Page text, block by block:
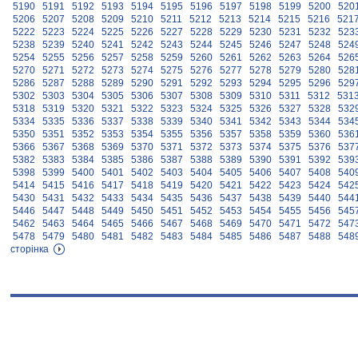
5190
5191 5192 5193 5194 5195 5196 5197 5198 5199 5200
5206
5207 5208 5209 5210 5211 5212 5213 5214 5215 5216
5222
5223 5224 5225 5226 5227 5228 5229 5230 5231 5232
5238
5239 5240 5241 5242 5243 5244 5245 5246 5247 5248
5254
5255 5256 5257 5258 5259 5260 5261 5262 5263 5264
5270
5271 5272 5273 5274 5275 5276 5277 5278 5279 5280
5286
5287 5288 5289 5290 5291 5292 5293 5294 5295 5296
5302
5303 5304 5305 5306 5307 5308 5309 5310 5311 5312
5318
5319 5320 5321 5322 5323 5324 5325 5326 5327 5328
5334
5335 5336 5337 5338 5339 5340 5341 5342 5343 5344
5350
5351 5352 5353 5354 5355 5356 5357 5358 5359 5360
5366
5367 5368 5369 5370 5371 5372 5373 5374 5375 5376
5382
5383 5384 5385 5386 5387 5388 5389 5390 5391 5392
5398
5399 5400 5401 5402 5403 5404 5405 5406 5407 5408
5414
5415 5416 5417 5418 5419 5420 5421 5422 5423 5424
5430
5431 5432 5433 5434 5435 5436 5437 5438 5439 5440
5446
5447 5448 5449 5450 5451 5452 5453 5454 5455 5456
5462
5463 5464 5465 5466 5467 5468 5469 5470 5471 5472
5478
5479 5480 5481 5482 5483 5484 5485 5486 5487 5488
сторінка